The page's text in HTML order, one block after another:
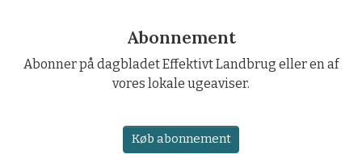
Abonnement
Abonner på dagbladet Effektivt Landbrug eller en af
vores lokale ugeaviser.
Køb abonnement